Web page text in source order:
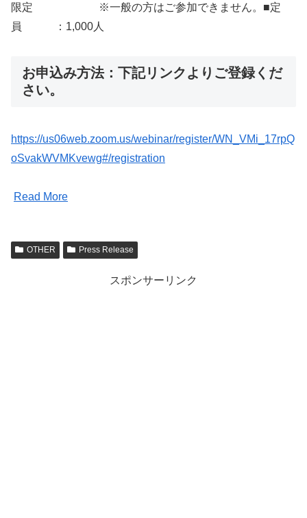
限定 ※一般の方はご参加できません。■定
員 ：1,000人
お申込み方法：下記リンクよりご登録くだ
さい。
https://us06web.zoom.us/webinar/register/WN_VMi_17rpQ
oSvakWVMKvewg#/registration
Read More
OTHER Press Release
スポンサーリンク